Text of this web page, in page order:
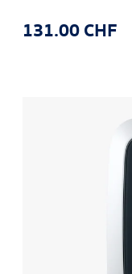
131.00 CHF